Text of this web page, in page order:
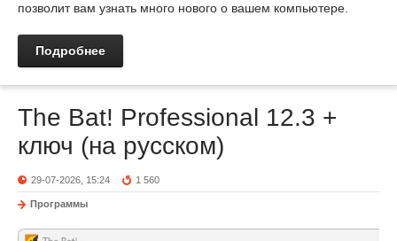
позволит вам узнать много нового о вашем компьютере.
Подробнее
The Bat! Professional 12.3 +
ключ (на русском)
29-07-2026, 15:24 1 560
Программы